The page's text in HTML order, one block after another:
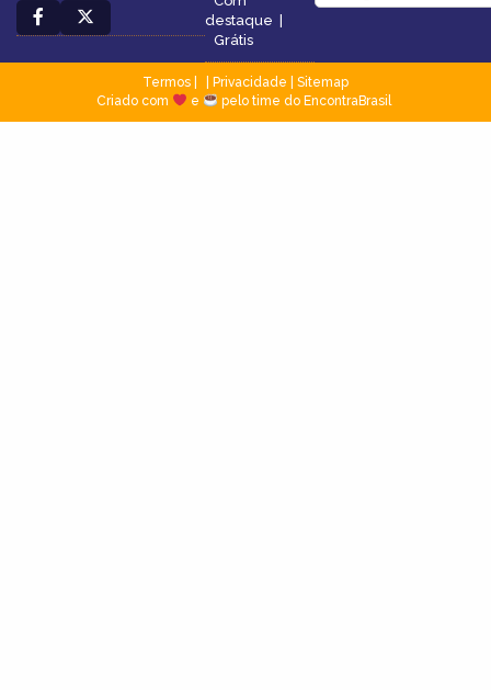
destaque |
Grátis
Termos Privacidade
Sitemap
Criado com
e pelo time do EncontraBrasil